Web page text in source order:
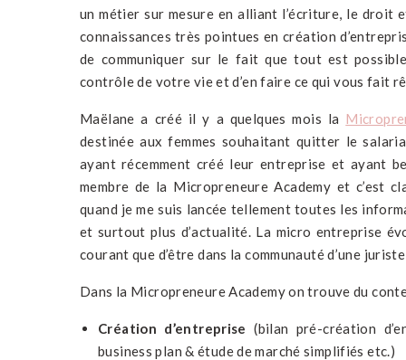
un métier sur mesure en alliant l’écriture, le droit
connaissances très pointues en création
de communiquer sur le fait que tout est
contrôle de votre vie et d’en faire ce qui vous fait
Maëlane a créé il y a quelques mois la
destinée aux femmes souhaitant quitter le
ayant récemment créé leur entreprise et ayant
membre de la Micropreneure Academy et c’est
quand je me suis lancée tellement toutes les
et surtout plus d’actualité. La micro entreprise
courant que d’être dans la communauté d’une
Dans la Micropreneure Academy on trouve du
Création d’entreprise(bilan pré-création
business plan & étude de marché simplifiés etc.)